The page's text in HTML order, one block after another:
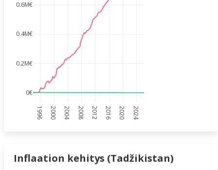
1996 2000 2004 2008 2012 2016 2020 2024
0€
0.2M€
0.4M€
0.6M€
Inflaation kehitys (Tadžikistan)